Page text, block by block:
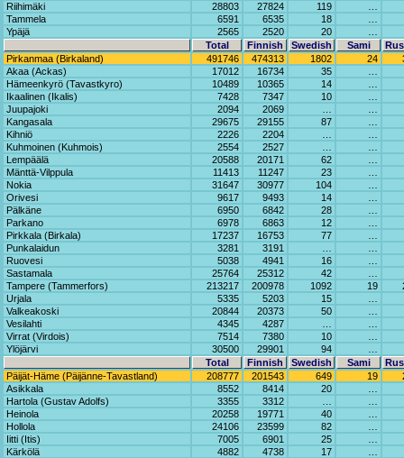
Riihimäki
28803 27824 119
Tammela
6591 6535 18
Ypäjä
2565 2520 20
Total
Finnish Swedish Sami
Pirkanmaa (Birkaland)
491746 474313 1802 24
Akaa (Ackas)
17012 16734 35
Hämeenkyrö (Tavastkyro)
10489 10365 14
Ikaalinen (Ikalis)
7428 7347 10
Juupajoki
2094 2069
Kangasala
29675 29155 87
Kihniö
2226 2204
Kuhmoinen (Kuhmois)
2554 2527
Lempäälä
20588 20171 62
Mänttä-Vilppula
11413 11247 23
Nokia
31647 30977 104
Orivesi
9617 9493 14
Pälkäne
6950 6842 28
Parkano
6978 6863 12
Pirkkala (Birkala)
17237 16753 77
Punkalaidun
3281 3191
Ruovesi
5038 4941 16
Sastamala
25764 25312 42
Tampere (Tammerfors)
213217 200978 1092 19
Urjala
5335 5203 15
Valkeakoski
20844 20373 50
Vesilahti
4345 4287
Virrat (Virdois)
7514 7380 10
Ylöjärvi
30500 29901 94
Total
Finnish Swedish Sami
Päijät-Häme (Päijänne-Tavastland)
208777 201543 649 19
Asikkala
8552 8414 20
Hartola (Gustav Adolfs)
3355 3312
Heinola
20258 19771 40
Hollola
24106 23599 82
Iitti (Itis)
7005 6901 25
Kärkölä
4882 4738 17